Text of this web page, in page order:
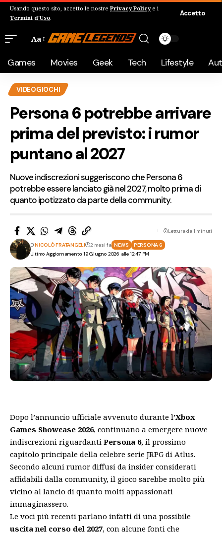
Usando questo sito, accetto le nostre Privacy Policye i
Termini d'Uso.
Accetto
Aa
Games Movies Geek Tech Lifestyle
VIDEOGIOCHI
Persona 6 potrebbe arrivare
prima del previsto: i rumor
puntano al 2027
Nuove indiscrezioni suggeriscono che Persona 6
potrebbe essere lanciato già nel 2027, molto prima di
quanto ipotizzato da parte della community.
Ultimo Aggiornamento: 19 Giugno 2026 alle 12:47 PM
DiNICOLÒ FRATANGELI 2 mesi fa NEWS PERSONA 6
Lettura da 1 minuti
Dopo l’annuncio ufficiale avvenuto durante l’Xbox
Games Showcase 2026, continuano a emergere nuove
indiscrezioni riguardanti Persona 6, il prossimo
capitolo principale della celebre serie JRPG di Atlus.
Secondo alcuni rumor diffusi da insider considerati
affidabili dalla community, il gioco sarebbe molto più
vicino al lancio di quanto molti appassionati
immaginassero.
Le voci più recenti parlano infatti di una possibile
uscita nel corso del 2027, con alcune fonti che